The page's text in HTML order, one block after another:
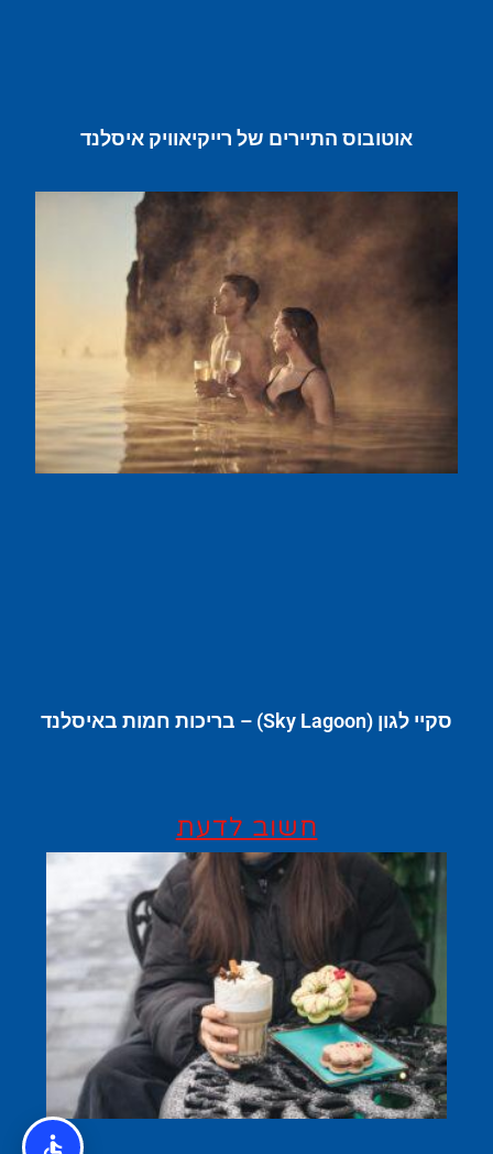
אוטובוס התיירים של רייקיאוויק איסלנד
סקיי לגון (Sky Lagoon) – בריכות חמות באיסלנד
חשוב לדעת